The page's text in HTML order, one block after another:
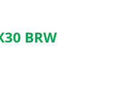
BRW